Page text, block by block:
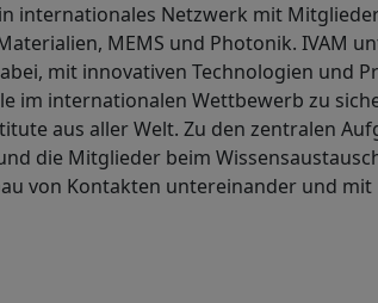
internationales Netzwerk mit
MEMS und Photonik. IVAM
mit innovativen Technologien und
im internationalen Wettbewerb zu
aus aller Welt. Zu den zentralen
die Mitglieder beim
von Kontakten untereinander und mit